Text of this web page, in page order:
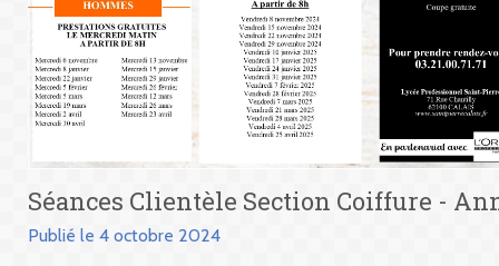
Séances Clientèle Section Coiffure -
Publié le 4 octobre 2024